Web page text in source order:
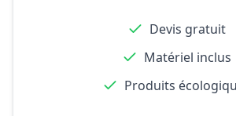
Devis gratuit
Matériel inclus
Produits